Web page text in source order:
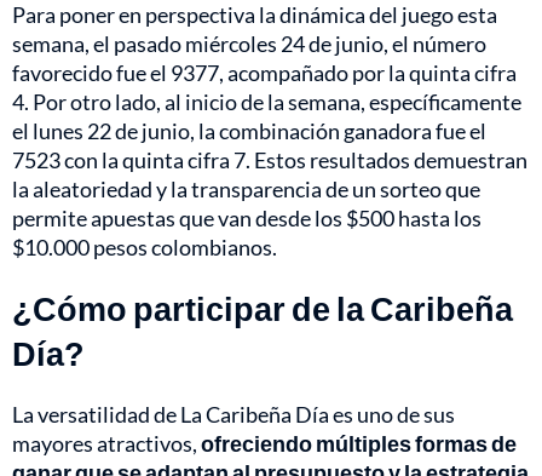
Para poner en perspectiva la dinámica del juego esta
semana, el pasado miércoles 24 de junio, el número
favorecido fue el 9377, acompañado por la quinta cifra
4. Por otro lado, al inicio de la semana, específicamente
el lunes 22 de junio, la combinación ganadora fue el
7523 con la quinta cifra 7. Estos resultados demuestran
la aleatoriedad y la transparencia de un sorteo que
permite apuestas que van desde los $500 hasta los
$10.000 pesos colombianos.
¿Cómo participar de la Caribeña
Día?
La versatilidad de La Caribeña Día es uno de sus
mayores atractivos,ofreciendo múltiples formas de